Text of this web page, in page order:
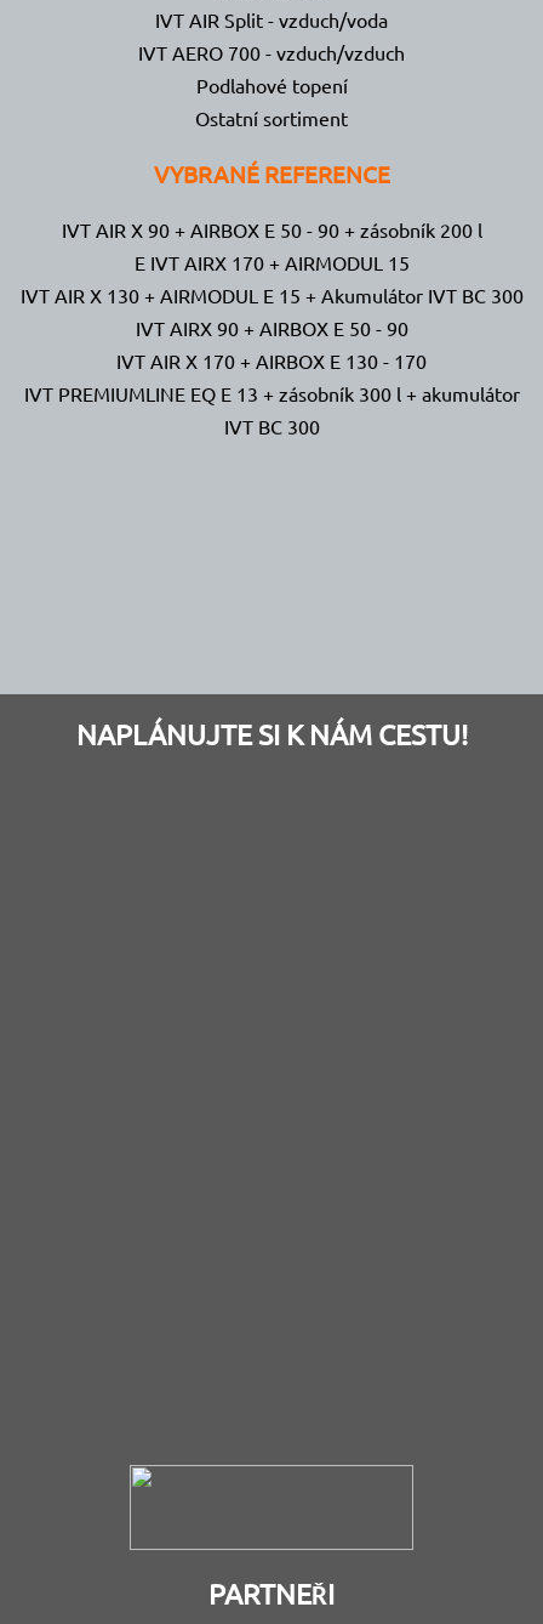
IVT AIR Split - vzduch/voda
IVT AERO 700 - vzduch/vzduch
Podlahové topení
Ostatní sortiment
VYBRANÉ REFERENCE
IVT AIR X 90 + AIRBOX E 50 - 90 + zásobník 200 l
E IVT AIRX 170 + AIRMODUL 15
IVT AIR X 130 + AIRMODUL E 15 + Akumulátor IVT BC 300
IVT AIRX 90 + AIRBOX E 50 - 90
IVT AIR X 170 + AIRBOX E 130 - 170
IVT PREMIUMLINE EQ E 13 + zásobník 300 l + akumulátor
IVT BC 300
NAPLÁNUJTE SI K NÁM CESTU!
PARTNEŘI